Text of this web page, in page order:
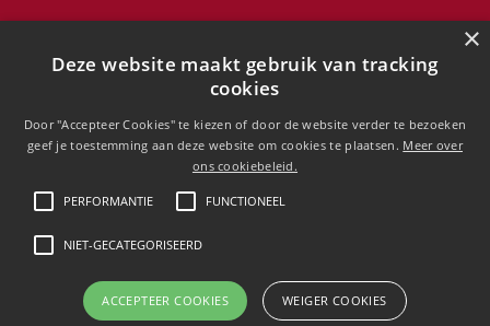
Hans Devos
3128 Baal
M:+32(0)477 88 81 84
info@hd-classic.be
Copyright © 2020 HD-Classic
×
Deze website maakt gebruik van tracking
cookies
Door "Accepteer Cookies" te kiezen of door de website verder te bezoeken
geef je toestemming aan deze website om cookies te plaatsen. Meer over
ons cookiebeleid.
PERFORMANTIE FUNCTIONEEL
NIET-GECATEGORISEERD
ACCEPTEER COOKIES WEIGER COOKIES
Free currency conversion